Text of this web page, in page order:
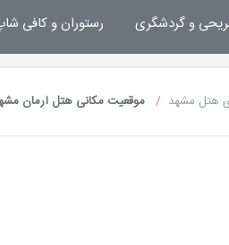
و گردشگری رستوران و کافی
هتل مشهد موقعیت مکانی هتل آرمان